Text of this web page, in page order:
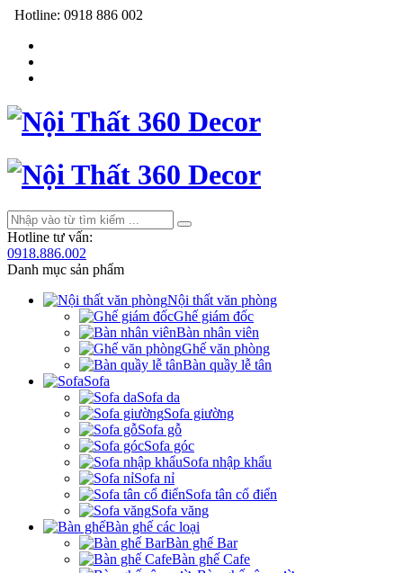
Hotline: 0918 886 002
Hotline tư vấn:
0918.886.002
Danh mục sản phẩm
Nội thất văn phòng
Ghế giám đốc
Bàn nhân viên
Ghế văn phòng
Bàn quầy lễ tân
Sofa
Sofa da
Sofa giường
Sofa gỗ
Sofa góc
Sofa nhập khẩu
Sofa nỉ
Sofa tân cổ điển
Sofa văng
Bàn ghế các loại
Bàn ghế Bar
Bàn ghế Cafe